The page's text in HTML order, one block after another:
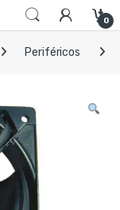
0
Periféricos